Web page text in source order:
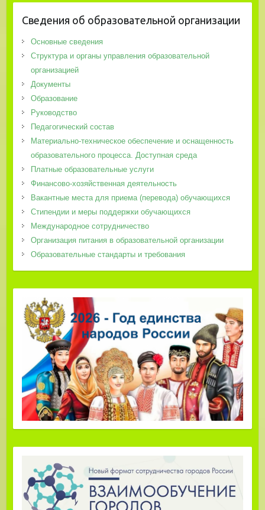
Сведения об образовательной организации
Основные сведения
Структура и органы управления образовательной
организацией
Документы
Образование
Руководство
Педагогический состав
Материально-техническое обеспечение и оснащенность
образовательного процесса. Доступная среда
Платные образовательные услуги
Финансово-хозяйственная деятельность
Вакантные места для приема (перевода) обучающихся
Стипендии и меры поддержки обучающихся
Международное сотрудничество
Организация питания в образовательной организации
Образовательные стандарты и требования